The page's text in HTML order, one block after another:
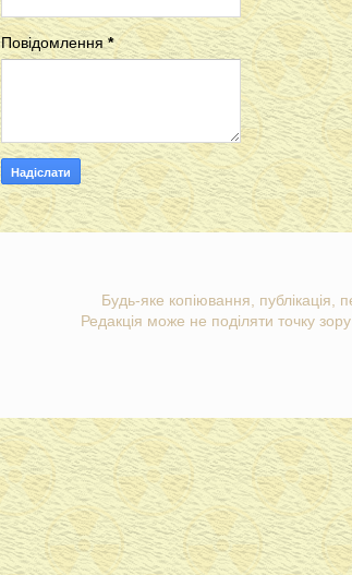
Повідомлення*
Будь-яке копіювання, публікація,
Редакція може не поділяти точку зору